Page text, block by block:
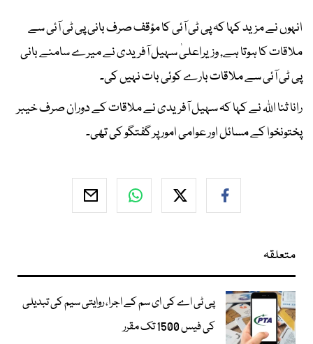
انہوں نے مزید کہا کہ پی ٹی آئی کا مؤقف صرف بانی پی ٹی آئی سے
ملاقات کا ہوتا ہے, وزیراعلیٰ سہیل آفریدی نے میرے سامنے بانی
پی ٹی آئی سے ملاقات بارے کوئی بات نہیں کی۔
رانا ثنا اللہ نے کہا کہ سہیل آفریدی نے ملاقات کے دوران صرف خیبر
پختونخوا کے مسائل اور عوامی امور پر گفتگو کی تھی۔
متعلقہ
پی ٹی اے کی ای سم کے اجرا، روایتی سیم کی تبدیلی
کی فیس 1500 تک مقرر